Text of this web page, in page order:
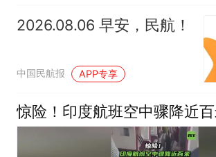
2026.08.06 早安，民航！
中国民航报 APP专享
惊险！印度航班空中骤降近百